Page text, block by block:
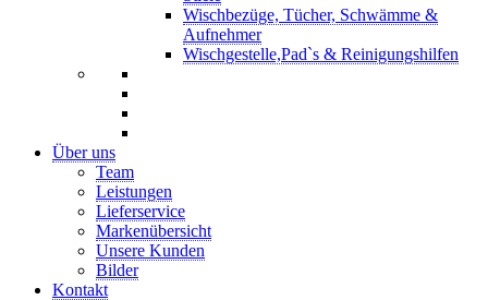
Wischbezüge, Tücher, Schwämme &
Aufnehmer
Wischgestelle,Pad`s & Reinigungshilfen
Über uns
Team
Leistungen
Lieferservice
Markenübersicht
Unsere Kunden
Bilder
Kontakt